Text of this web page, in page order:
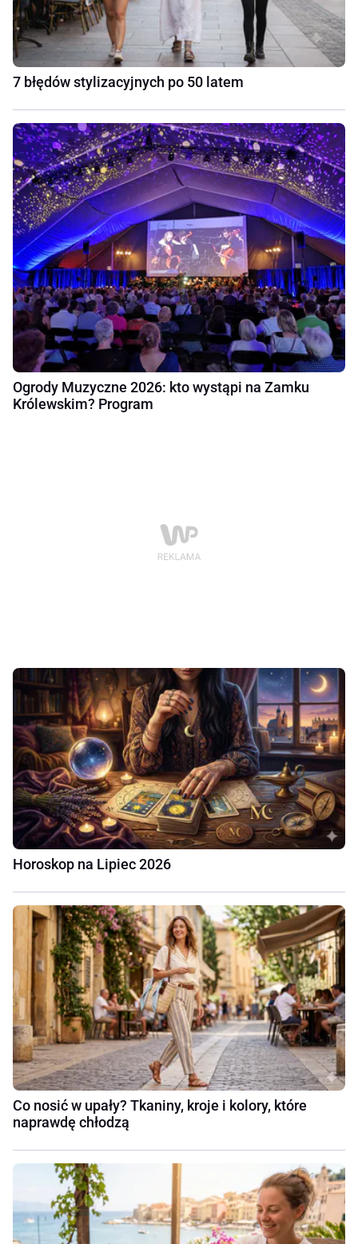
7 błędów stylizacyjnych po 50 latem
Ogrody Muzyczne 2026: kto wystąpi na Zamku
Królewskim? Program
Horoskop na Lipiec 2026
Co nosić w upały? Tkaniny, kroje i kolory, które
naprawdę chłodzą